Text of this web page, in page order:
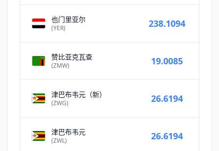
也门里亚尔
(YER) 238.1094
赞比亚克瓦查
(ZMW) 19.0085
津巴布韦元（新）
(ZWG) 26.6194
津巴布韦元
(ZWL) 26.6194